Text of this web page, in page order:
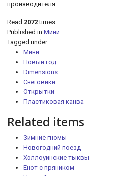
производителя.
Read 2072times
Published in Мини
Tagged under
Мини
Новый год
Dimensions
Снеговики
Открытки
Пластиковая канва
Related items
Зимние гномы
Новогодний поезд
Хэллоуинские тыквы
Енот с пряником